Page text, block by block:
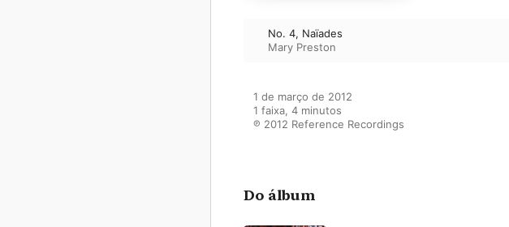
No. 4, Naïades
Mary Preston
1 de março de 2012
1 faixa, 4 minutos
℗ 2012 Reference Recordings
Do álbum